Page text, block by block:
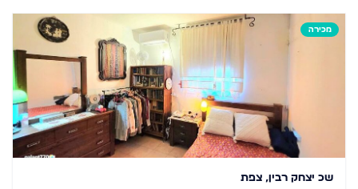
מכירה
שכ יצחק רבין, צפת